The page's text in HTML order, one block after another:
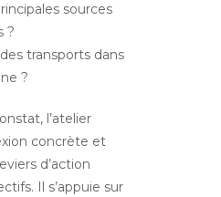
sources
?
transports dans
?
l’atelier
concrète et
d’action
Il s’appuie sur